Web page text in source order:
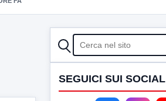
CERCA
SEGUICI SUI SOCIAL